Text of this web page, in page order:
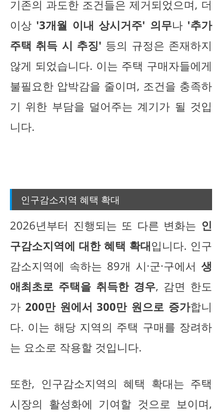
기존의 과도한 조건들은 제거되었으며, 더
이상 '3개월 이내 상시거주' 의무나 '추가
주택 취득 시 추징' 등의 규정은 존재하지
않게 되었습니다. 이는 주택 구매자들에게
불필요한 압박감을 줄이며, 조건을 충족하
기 위한 부담을 덜어주는 계기가 될 것입
니다.
인구감소지역 혜택 확대
2026년부터 진행되는 또 다른 변화는 인
구감소지역에 대한 혜택 확대입니다. 인구
감소지역에 속하는 89개 시·군·구에서 생
애최초로 주택을 취득한 경우, 감면 한도
가 200만 원에서 300만 원으로 증가합니
다. 이는 해당 지역의 주택 구매를 장려하
는 요소로 작용할 것입니다.
또한, 인구감소지역의 혜택 확대는 주택
시장의 활성화에 기여할 것으로 보이며,